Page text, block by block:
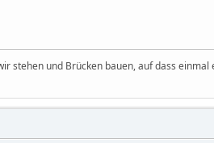
stehen und Brücken bauen, auf dass